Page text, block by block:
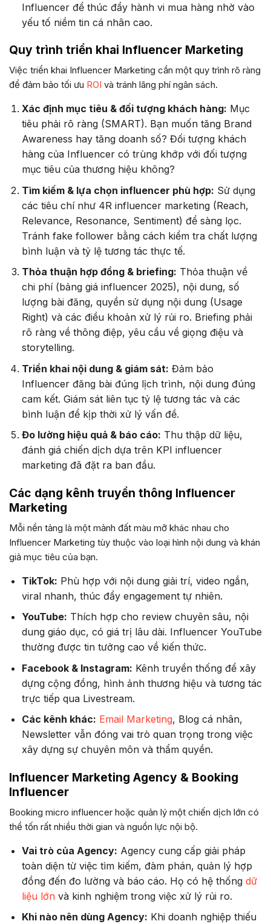
Influencer để thúc đẩy hành vi mua hàng nhờ vào
yếu tố niềm tin cá nhân cao.
Quy trình triển khai Influencer Marketing
Việc triển khai Influencer Marketing cần một quy trình rõ ràng
để đảm bảo tối ưu ROI và tránh lãng phí ngân sách.
Xác định mục tiêu & đối tượng khách hàng: Mục
tiêu phải rõ ràng (SMART). Bạn muốn tăng Brand
Awareness hay tăng doanh số? Đối tượng khách
hàng của Influencer có trùng khớp với đối tượng
mục tiêu của thương hiệu không?
Tìm kiếm & lựa chọn influencer phù hợp: Sử dụng
các tiêu chí như 4R influencer marketing (Reach,
Relevance, Resonance, Sentiment) để sàng lọc.
Tránh fake follower bằng cách kiểm tra chất lượng
bình luận và tỷ lệ tương tác thực tế.
Thỏa thuận hợp đồng & briefing: Thỏa thuận về
chi phí (bảng giá influencer 2025), nội dung, số
lượng bài đăng, quyền sử dụng nội dung (Usage
Right) và các điều khoản xử lý rủi ro. Briefing phải
rõ ràng về thông điệp, yêu cầu về giọng điệu và
storytelling.
Triển khai nội dung & giám sát: Đảm bảo
Influencer đăng bài đúng lịch trình, nội dung đúng
cam kết. Giám sát liên tục tỷ lệ tương tác và các
bình luận để kịp thời xử lý vấn đề.
Đo lường hiệu quả & báo cáo: Thu thập dữ liệu,
đánh giá chiến dịch dựa trên KPI influencer
marketing đã đặt ra ban đầu.
Các dạng kênh truyền thông Influencer
Marketing
Mỗi nền tảng là một mảnh đất màu mỡ khác nhau cho
Influencer Marketing tùy thuộc vào loại hình nội dung và khán
giả mục tiêu của bạn.
TikTok: Phù hợp với nội dung giải trí, video ngắn,
viral nhanh, thúc đẩy engagement tự nhiên.
YouTube: Thích hợp cho review chuyên sâu, nội
dung giáo dục, có giá trị lâu dài. Influencer YouTube
thường được tin tưởng cao về kiến thức.
Facebook & Instagram: Kênh truyền thống để xây
dựng cộng đồng, hình ảnh thương hiệu và tương tác
trực tiếp qua Livestream.
Các kênh khác: Email Marketing, Blog cá nhân,
Newsletter vẫn đóng vai trò quan trọng trong việc
xây dựng sự chuyên môn và thẩm quyền.
Influencer Marketing Agency & Booking
Influencer
Booking micro influencer hoặc quản lý một chiến dịch lớn có
thể tốn rất nhiều thời gian và nguồn lực nội bộ.
Vai trò của Agency: Agency cung cấp giải pháp
toàn diện từ việc tìm kiếm, đàm phán, quản lý hợp
đồng đến đo lường và báo cáo. Họ có hệ thống dữ
liệu lớnvà kinh nghiệm trong việc xử lý rủi ro.
Khi nào nên dùng Agency: Khi doanh nghiệp thiếu